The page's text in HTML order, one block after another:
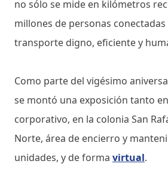
no sólo se mide en kilómetros
millones de personas
transporte digno, eficiente y
Como parte del vigésimo
se montó una exposición tanto
corporativo, en la colonia San
Norte, área de encierro y
unidades, y de forma virtual.